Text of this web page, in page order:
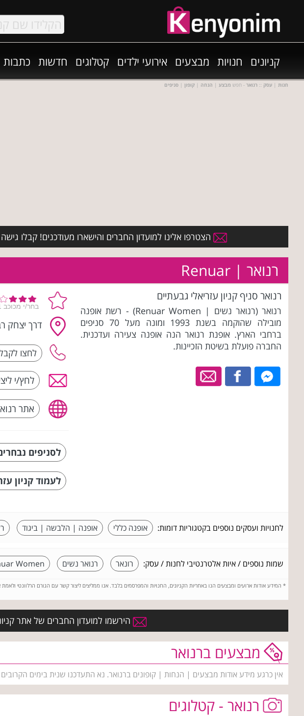
קניונים חנויות מבצעים אירועי ילדים קטלוגים חדשות כתבות
חנות | עסק :: רנואר - חפש מבצע | הנחה | קופון | סניפים
הצטרפו אלינו למועדון החברים והישארו מעודכנים! קבלו גישה
רנואר | Renuar
רנואר סניף קניון עזריאלי גבעתיים
רנואר (רנואר נשים | Renuar Women) - רשת אופנה
מובילה שהוקמה בשנת 1993 ומונה מעל 70 סניפים
ברחבי הארץ. אופנת רנואר הנה אופנה צעירה ועדכנית.
החברה פועלת בשיטת הזכיינות.
דרך יצחק רבין 53,
לחץ/י
אתר
לסניפים
לעמוד קניון
לחנויות ועסקים נוספים בקטגוריות דומות: אופנה כללי אופנה | הלבשה | ביגוד
שמות נוספים / איות אלטרנטיבי לחנות / עסק: רונאר רנואר נשים Women
* המידע אודות ארועים ומבצעים הנו באחריות הקניונים, החנויות והמפרסמים בלבד. אנו ממליצים ליצור קשר עם הגורם הרלוונטי
הירשמו למועדון החברים של אתר
מבצעים ברנואר
אין כרגע מידע אודות מבצעים | הנחות | קופונים ברנואר. נא התעדכנו שנית בימים הקרובים
רנואר - קטלוגים